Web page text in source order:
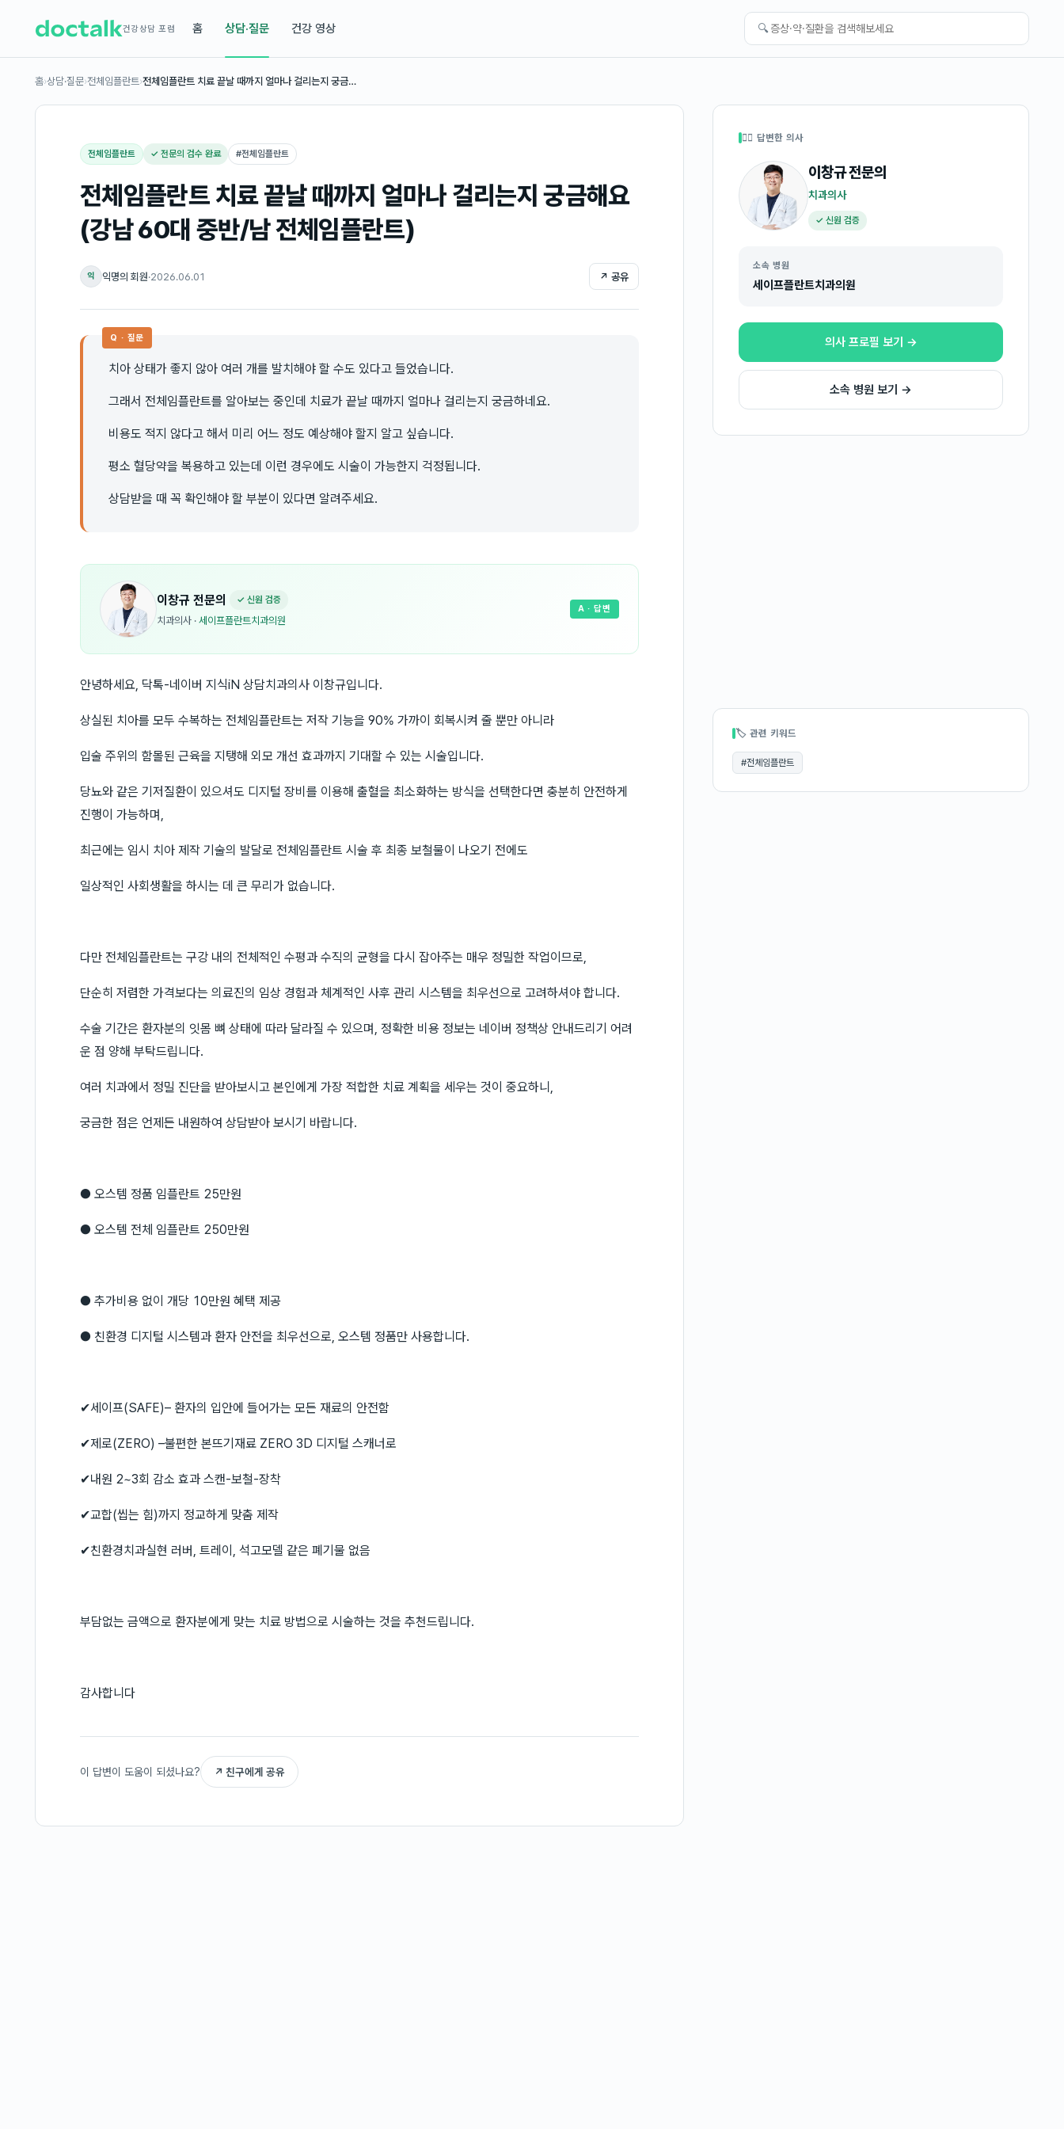
건강상담 포럼 홈 상담·질문 건강 영상 🔍
홈›상담·질문›전체임플란트›전체임플란트 치료 끝날 때까지 얼마나 걸리는지 궁금…
전체임플란트 ✓ 전문의 검수 완료 #전체임플란트
전체임플란트 치료 끝날 때까지 얼마나 걸리는지 궁금해요
(강남 60대 중반/남 전체임플란트)
익 익명의 회원·2026.06.01 ↗ 공유
Q · 질문
치아 상태가 좋지 않아 여러 개를 발치해야 할 수도 있다고 들었습니다.
그래서 전체임플란트를 알아보는 중인데 치료가 끝날 때까지 얼마나 걸리는지 궁금하네요.
비용도 적지 않다고 해서 미리 어느 정도 예상해야 할지 알고 싶습니다.
평소 혈당약을 복용하고 있는데 이런 경우에도 시술이 가능한지 걱정됩니다.
상담받을 때 꼭 확인해야 할 부분이 있다면 알려주세요.
이창규 전문의 ✓ 신원 검증
치과의사 · 세이프플란트치과의원
A · 답변
안녕하세요, 닥톡-네이버 지식iN 상담치과의사 이창규입니다.
상실된 치아를 모두 수복하는 전체임플란트는 저작 기능을 90% 가까이 회복시켜 줄 뿐만 아니라
입술 주위의 함몰된 근육을 지탱해 외모 개선 효과까지 기대할 수 있는 시술입니다.
당뇨와 같은 기저질환이 있으셔도 디지털 장비를 이용해 출혈을 최소화하는 방식을 선택한다면 충분히 안전하게
진행이 가능하며,
최근에는 임시 치아 제작 기술의 발달로 전체임플란트 시술 후 최종 보철물이 나오기 전에도
일상적인 사회생활을 하시는 데 큰 무리가 없습니다.
다만 전체임플란트는 구강 내의 전체적인 수평과 수직의 균형을 다시 잡아주는 매우 정밀한 작업이므로,
단순히 저렴한 가격보다는 의료진의 임상 경험과 체계적인 사후 관리 시스템을 최우선으로 고려하셔야 합니다.
수술 기간은 환자분의 잇몸 뼈 상태에 따라 달라질 수 있으며, 정확한 비용 정보는 네이버 정책상 안내드리기 어려
운 점 양해 부탁드립니다.
여러 치과에서 정밀 진단을 받아보시고 본인에게 가장 적합한 치료 계획을 세우는 것이 중요하니,
궁금한 점은 언제든 내원하여 상담받아 보시기 바랍니다.
● 오스템 정품 임플란트 25만원
● 오스템 전체 임플란트 250만원
● 추가비용 없이 개당 10만원 혜택 제공
● 친환경 디지털 시스템과 환자 안전을 최우선으로, 오스템 정품만 사용합니다.
✔세이프(SAFE)– 환자의 입안에 들어가는 모든 재료의 안전함
✔제로(ZERO) –불편한 본뜨기재료 ZERO 3D 디지털 스캐너로
✔내원 2~3회 감소 효과 스캔-보철-장착
✔교합(씹는 힘)까지 정교하게 맞춤 제작
✔친환경치과실현 러버, 트레이, 석고모델 같은 폐기물 없음
부담없는 금액으로 환자분에게 맞는 치료 방법으로 시술하는 것을 추천드립니다.
감사합니다
이 답변이 도움이 되셨나요? ↗ 친구에게 공유
👩‍⚕️ 답변한 의사
이창규전문의
치과의사
✓ 신원 검증
소속 병원
세이프플란트치과의원
의사 프로필 보기 →
소속 병원 보기 →
🏷 관련 키워드
#전체임플란트